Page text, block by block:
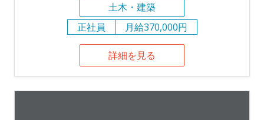
土木・建築
正社員
月給370,000円
詳細を見る